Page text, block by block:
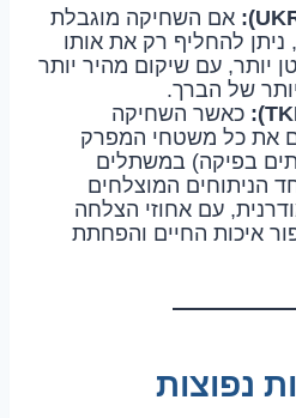
אם השחיקה מוגבלת
להחליף רק את אותו
יותר, עם שיקום מהיר יותר
של הברך.
כאשר השחיקה
את כל משטחי המפרק
בפיקה) במשתלים
הניתוחים המוצלחים
עם אחוזי הצלחה
איכות החיים והפחתת
נפוצות